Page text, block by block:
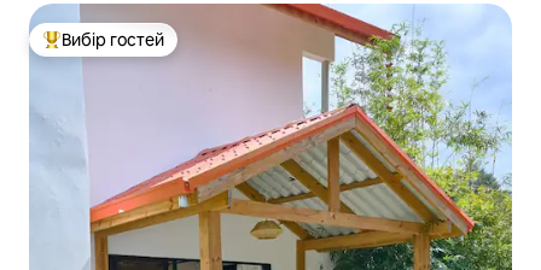
Топ вибір гостей
Вибір гостей